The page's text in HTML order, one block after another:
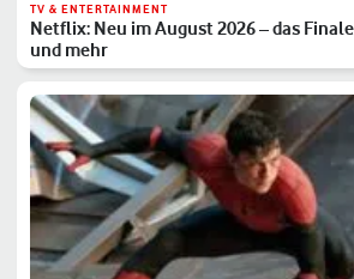
TV & ENTERTAINMENT
Netflix: Neu im August 2026 – das
und mehr